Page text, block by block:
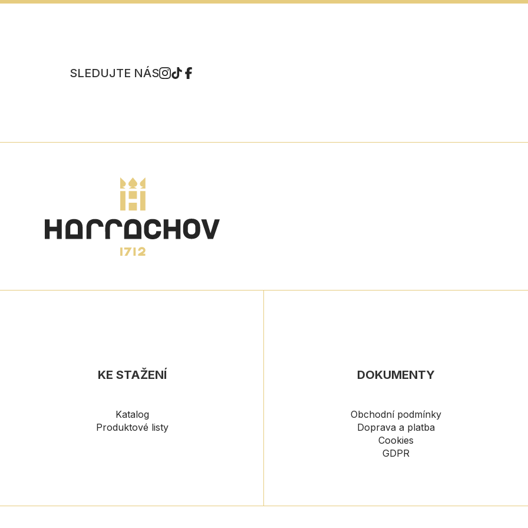
SLEDUJTE NÁS
KE STAŽENÍ
Katalog
Produktové listy
DOKUMENTY
Obchodní podmínky
Doprava a platba
Cookies
GDPR